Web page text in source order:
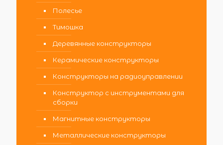
Полесье
Тимошка
Деревянные конструкторы
Керамические конструкторы
Конструкторы на радиоуправлении
Конструктор с инструментами для
сборки
Магнитные конструкторы
Металлические конструкторы